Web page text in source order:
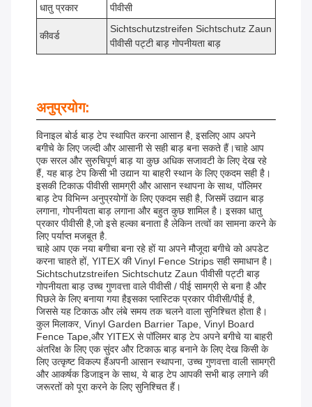
धातु प्रकार
पीवीसी
कीवर्ड
Sichtschutzstreifen Sichtschutz Zaun
पीवीसी पट्टी बाड़ गोपनीयता बाड़
अनुप्रयोग:
विनाइल बोर्ड बाड़ टेप स्थापित करना आसान है, इसलिए आप अपने
बगीचे के लिए जल्दी और आसानी से सही बाड़ बना सकते हैं।चाहे आप
एक सरल और सुरुचिपूर्ण बाड़ या कुछ अधिक सजावटी के लिए देख रहे
हैं, यह बाड़ टेप किसी भी उद्यान या बाहरी स्थान के लिए एकदम सही है।
इसकी टिकाऊ पीवीसी सामग्री और आसान स्थापना के साथ, पॉलिमर
बाड़ टेप विभिन्न अनुप्रयोगों के लिए एकदम सही है, जिसमें उद्यान बाड़
लगाना, गोपनीयता बाड़ लगाना और बहुत कुछ शामिल है। इसका धातु
प्रकार पीवीसी है,जो इसे हल्का बनाता है लेकिन तत्वों का सामना करने के
लिए पर्याप्त मजबूत है.
चाहे आप एक नया बगीचा बना रहे हों या अपने मौजूदा बगीचे को अपडेट
करना चाहते हों, YITEX की Vinyl Fence Strips सही समाधान है।
Sichtschutzstreifen Sichtschutz Zaun पीवीसी पट्टी बाड़
गोपनीयता बाड़ उच्च गुणवत्ता वाले पीवीसी / पीई सामग्री से बना है और
पिछले के लिए बनाया गया हैइसका प्लास्टिक प्रकार पीवीसी/पीई है,
जिससे यह टिकाऊ और लंबे समय तक चलने वाला सुनिश्चित होता है।
कुल मिलाकर, Vinyl Garden Barrier Tape, Vinyl Board
Fence Tape,और YITEX से पॉलिमर बाड़ टेप अपने बगीचे या बाहरी
अंतरिक्ष के लिए एक सुंदर और टिकाऊ बाड़ बनाने के लिए देख किसी के
लिए उत्कृष्ट विकल्प हैंअपनी आसान स्थापना, उच्च गुणवत्ता वाली सामग्री
और आकर्षक डिजाइन के साथ, ये बाड़ टेप आपकी सभी बाड़ लगाने की
जरूरतों को पूरा करने के लिए सुनिश्चित हैं।